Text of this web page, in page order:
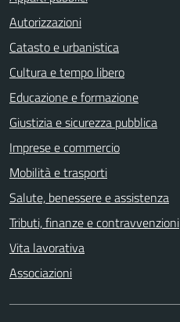
Autorizzazioni
Catasto e urbanistica
Cultura e tempo libero
Educazione e formazione
Giustizia e sicurezza pubblica
Imprese e commercio
Mobilità e trasporti
Salute, benessere e assistenza
Tributi, finanze e contravvenzioni
Vita lavorativa
Associazioni